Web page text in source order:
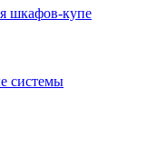
шкафов-купе
системы